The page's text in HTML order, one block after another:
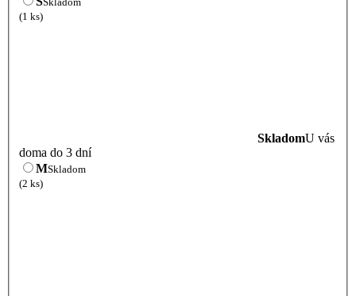
(1 ks)
SkladomU vás
doma do 3 dní
MSkladom
(2 ks)